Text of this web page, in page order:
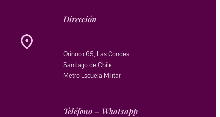
Dirección
Orinoco 65, Las Condes
Santiago de Chile
Metro Escuela Militar
Teléfono – Whatsapp